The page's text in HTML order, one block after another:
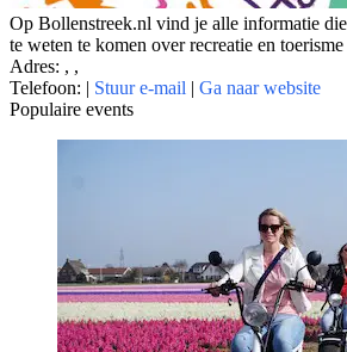
Op Bollenstreek.nl vind je alle informatie
te weten te komen over recreatie en
Adres: , ,
Telefoon: | Stuur e-mail | Ga naar website
Populaire events